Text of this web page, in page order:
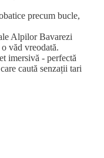
precum bucle,
Alpilor Bavarezi
văd vreodată.
imersivă - perfectă
caută senzații tari